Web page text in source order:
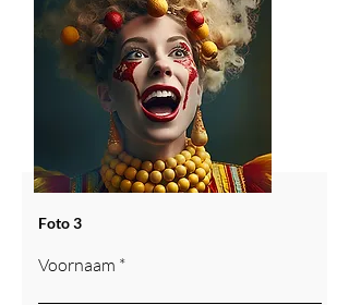
Foto 3
Voornaam